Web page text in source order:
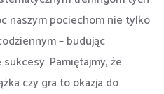
naszym pociechom nie tylko
– budując
Pamiętajmy, że
czy gra to okazja do